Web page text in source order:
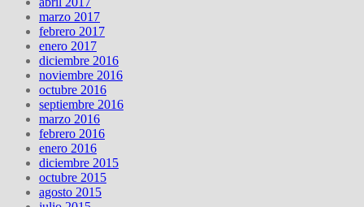
marzo 2017
febrero 2017
enero 2017
diciembre 2016
noviembre 2016
octubre 2016
septiembre 2016
marzo 2016
febrero 2016
enero 2016
diciembre 2015
octubre 2015
agosto 2015